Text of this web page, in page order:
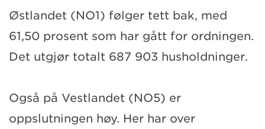
Østlandet (NO1) følger tett bak, med
61,50 prosent som har gått for ordningen.
Det utgjør totalt 687 903 husholdninger.
Også på Vestlandet (NO5) er
oppslutningen høy. Her har over